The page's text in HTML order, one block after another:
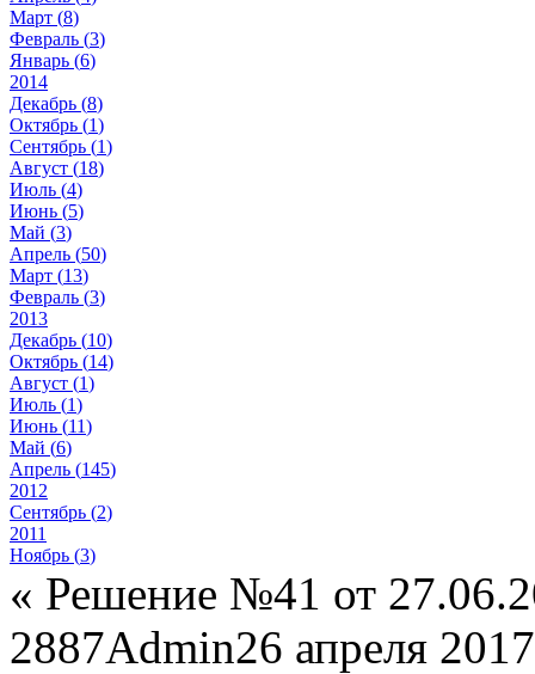
Март (8)
Февраль (3)
Январь (6)
2014
Декабрь (8)
Октябрь (1)
Сентябрь (1)
Август (18)
Июль (4)
Июнь (5)
Май (3)
Апрель (50)
Март (13)
Февраль (3)
2013
Декабрь (10)
Октябрь (14)
Август (1)
Июль (1)
Июнь (11)
Май (6)
Апрель (145)
2012
Сентябрь (2)
2011
Ноябрь (3)
« Решение №41 от
2887Admin26 апреля 2017